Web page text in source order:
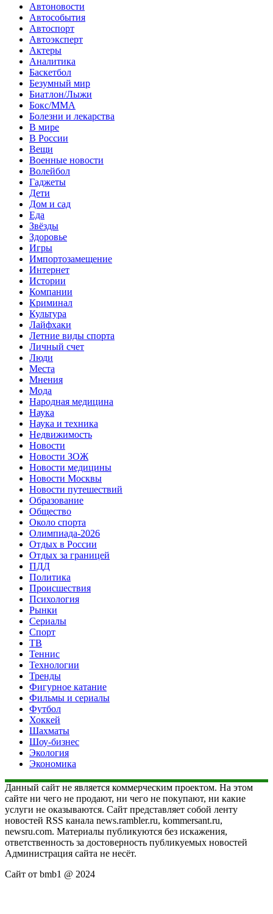
Автоновости
Автособытия
Автоспорт
Автоэксперт
Актеры
Аналитика
Баскетбол
Безумный мир
Биатлон/Лыжи
Бокс/MMA
Болезни и лекарства
В мире
В России
Вещи
Военные новости
Волейбол
Гаджеты
Дети
Дом и сад
Еда
Звёзды
Здоровье
Игры
Импортозамещение
Интернет
Истории
Компании
Криминал
Культура
Лайфхаки
Летние виды спорта
Личный счет
Люди
Места
Мнения
Мода
Народная медицина
Наука
Наука и техника
Недвижимость
Новости
Новости ЗОЖ
Новости медицины
Новости Москвы
Новости путешествий
Образование
Общество
Около спорта
Олимпиада-2026
Отдых в России
Отдых за границей
ПДД
Политика
Происшествия
Психология
Рынки
Сериалы
Спорт
ТВ
Теннис
Технологии
Тренды
Фигурное катание
Фильмы и сериалы
Футбол
Хоккей
Шахматы
Шоу-бизнес
Экология
Экономика
Данный сайт не является коммерческим проектом. На этом
сайте ни чего не продают, ни чего не покупают, ни какие
услуги не оказываются. Сайт представляет собой ленту
новостей RSS канала news.rambler.ru, kommersant.ru,
newsru.com. Материалы публикуются без искажения,
ответственность за достоверность публикуемых новостей
Администрация сайта не несёт.
Сайт от bmb1 @ 2024